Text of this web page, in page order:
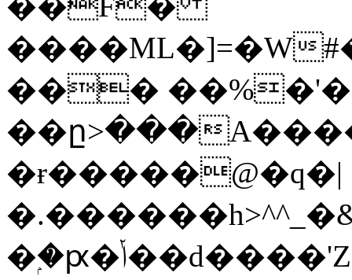
����ML�]=�W
���
��ը>���
�ɍ�����@�q�|
�ۭ�ԗ�ݳ��d����'Z����>!pQ}